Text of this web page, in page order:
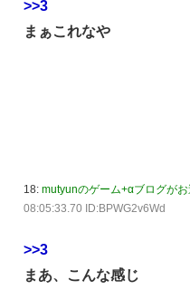
【悲報】エルデンリング
【画像】漫画・アニメ
BYDの軽EV「ラッコ」
【種運命】ネオが結局よ
ンスタフォロワー初動が
>>3
まぁこれなや
18: mutyunのゲーム+αブログがお
08:05:33.70 ID:BPWG2v6Wd
>>3
まあ、こんな感じ